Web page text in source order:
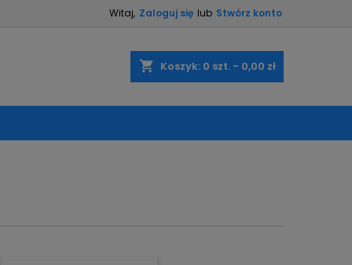
Witaj, Zaloguj się lub Stwórz konto
shopping_cart Koszyk: 0 szt. - 0,00 zł